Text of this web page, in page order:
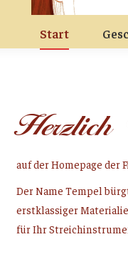
Start
Herzlich
auf der Homepage der
Der Name Tempel
erstklassiger
für Ihr